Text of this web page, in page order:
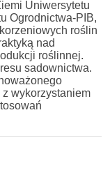
Uniwersytetu
Ogrodnictwa-PIB,
roślin
nad
roślinnej.
sadownictwa.
wykorzystaniem